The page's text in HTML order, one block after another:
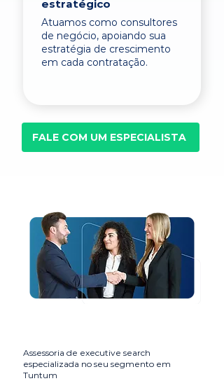
estratégico
Atuamos como consultores
de negócio, apoiando sua
estratégia de crescimento
em cada contratação.
FALE COM UM ESPECIALISTA
Assessoria de executive search
especializada no seu segmento em
Tuntum